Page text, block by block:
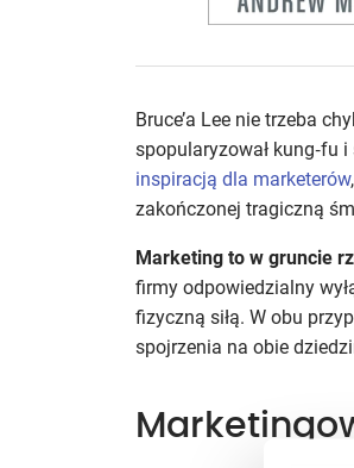
Bruce’a Lee nie trzeba
spopularyzował kung‑fu
inspiracją dla marketerów
zakończonej tragiczną
Marketing to w gruncie
firmy odpowiedzialny
fizyczną siłą. W obu
spojrzenia na obie